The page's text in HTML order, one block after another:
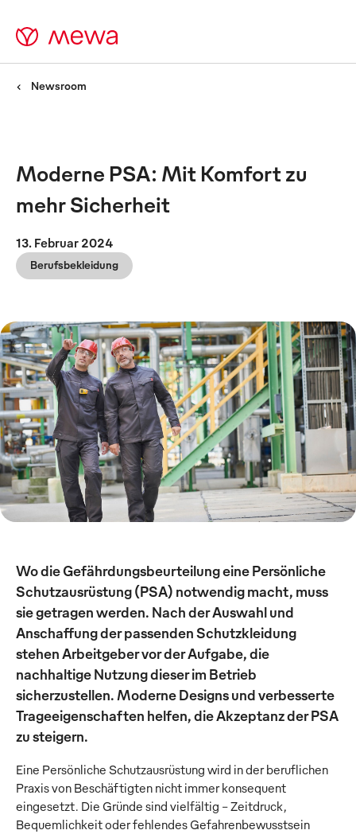
Newsroom
Moderne PSA: Mit Komfort zu
mehr Sicherheit
13. Februar 2024
Berufsbekleidung
Wo die Gefährdungsbeurteilung eine Persönliche
Schutzausrüstung (PSA) notwendig macht, muss
sie getragen werden. Nach der Auswahl und
Anschaffung der passenden Schutzkleidung
stehen Arbeitgeber vor der Aufgabe, die
nachhaltige Nutzung dieser im Betrieb
sicherzustellen. Moderne Designs und verbesserte
Trageeigenschaften helfen, die Akzeptanz der PSA
zu steigern.
Eine Persönliche Schutzausrüstung wird in der beruflichen
Praxis von Beschäftigten nicht immer konsequent
eingesetzt. Die Gründe sind vielfältig – Zeitdruck,
Bequemlichkeit oder fehlendes Gefahrenbewusstsein